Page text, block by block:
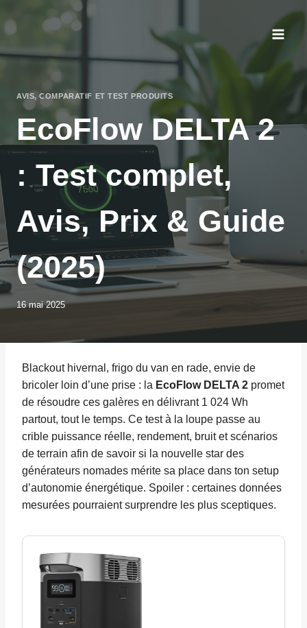
au
AVIS, COMPARATIF ET TEST PRODUITS
EcoFlow DELTA 2
: Test complet,
Avis, Prix & Guide
(2025)
16 mai 2025
Blackout hivernal, frigo du van en rade, envie de
bricoler loin d’une prise : la EcoFlow DELTA 2 promet
de résoudre ces galères en délivrant 1 024 Wh
partout, tout le temps. Ce test à la loupe passe au
crible puissance réelle, rendement, bruit et scénarios
de terrain afin de savoir si la nouvelle star des
générateurs nomades mérite sa place dans ton setup
d’autonomie énergétique. Spoiler : certaines données
mesurées pourraient surprendre les plus sceptiques.